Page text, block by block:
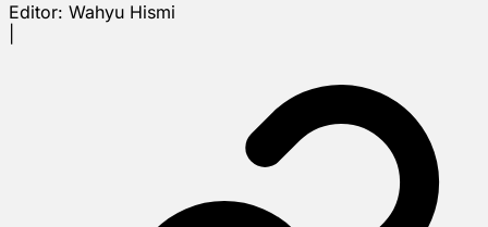
Editor: Wahyu Hismi